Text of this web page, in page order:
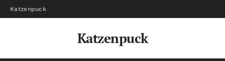
Katzenpuck
Katzenpuck